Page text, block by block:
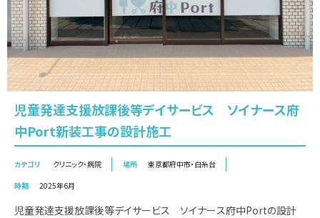
児童発達支援放課後等デイサービス ソイナース府
中Port新装工事の設計施工
カテゴリ クリニック・病院 場所
東京都府中市・白糸台
時期
2025年6月
児童発達支援放課後等デイサービス ソイナース府中Portの設計